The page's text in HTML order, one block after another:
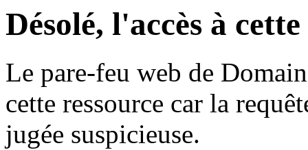
Désolé, l'accès à
Le pare-feu web de
cette ressource car la
jugée suspicieuse.